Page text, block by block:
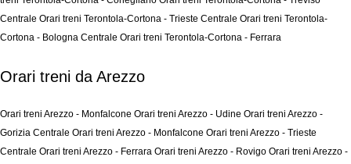
Centrale Orari treni Terontola-Cortona - Trieste Centrale Orari treni Terontola-
Cortona - Bologna Centrale Orari treni Terontola-Cortona - Ferrara
Orari treni da Arezzo
Orari treni Arezzo - Monfalcone Orari treni Arezzo - Udine Orari treni Arezzo -
Gorizia Centrale Orari treni Arezzo - Monfalcone Orari treni Arezzo - Trieste
Centrale Orari treni Arezzo - Ferrara Orari treni Arezzo - Rovigo Orari treni Arezzo -